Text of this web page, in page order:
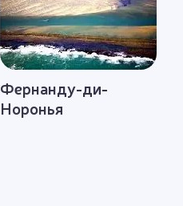
Фернанду-ди-
Норонья